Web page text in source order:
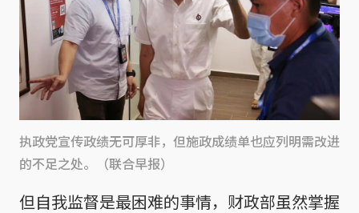
执政党宣传政绩无可厚非，但施政成绩单也应列明需改进
的不足之处。（联合早报）
但自我监督是最困难的事情，财政部虽然掌握